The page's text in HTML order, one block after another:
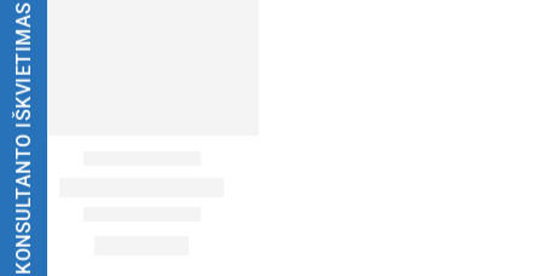
KONSULTANTO IŠKVIETIMAS